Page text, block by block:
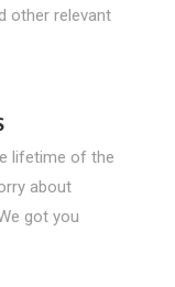
other relevant
lifetime of the
about
got you